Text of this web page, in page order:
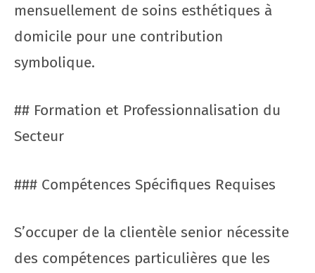
mensuellement de soins esthétiques à
domicile pour une contribution
symbolique.
## Formation et Professionnalisation du
Secteur
### Compétences Spécifiques Requises
S’occuper de la clientèle senior nécessite
des compétences particulières que les